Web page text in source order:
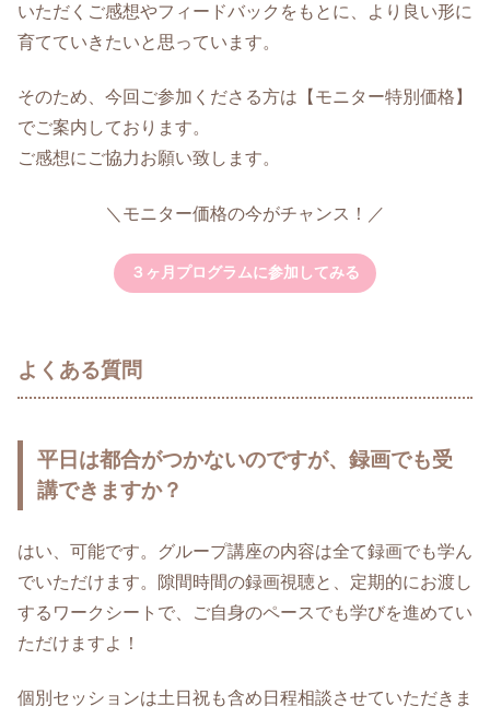
いただくご感想やフィードバックをもとに、より良い形に
育てていきたいと思っています。
そのため、今回ご参加くださる方は【モニター特別価格】
でご案内しております。
ご感想にご協力お願い致します。
＼モニター価格の今がチャンス！／
３ヶ月プログラムに参加してみる
よくある質問
平日は都合がつかないのですが、録画でも受
講できますか？
はい、可能です。グループ講座の内容は全て録画でも学ん
でいただけます。隙間時間の録画視聴と、定期的にお渡し
するワークシートで、ご自身のペースでも学びを進めてい
ただけますよ！
個別セッションは土日祝も含め日程相談させていただきま